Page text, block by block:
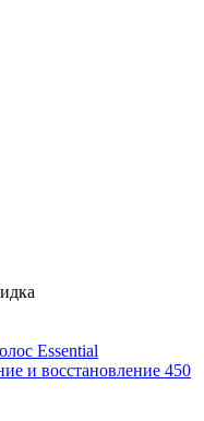
Essential
и восстановление 450